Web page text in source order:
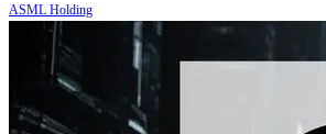
ASML Holding